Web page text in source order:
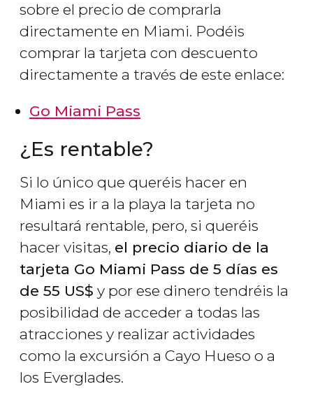
sobre el precio de comprarla
directamente en Miami. Podéis
comprar la tarjeta con descuento
directamente a través de este enlace:
Go Miami Pass
¿Es rentable?
Si lo único que queréis hacer en
Miami es ir a la playa la tarjeta no
resultará rentable, pero, si queréis
hacer visitas, el precio diario de la
tarjeta Go Miami Pass de 5 días es
de 55 US$ y por ese dinero tendréis la
posibilidad de acceder a todas las
atracciones y realizar actividades
como la excursión a Cayo Hueso o a
los Everglades.